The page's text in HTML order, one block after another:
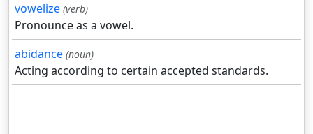
vowelize (verb)
Pronounce as a vowel.
abidance (noun)
Acting according to certain accepted standards.